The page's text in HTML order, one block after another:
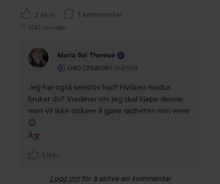
2 liker 1 kommentar
1047 visninger
Maria Sol Therése
LYKO CREATOR
Brukerens rolle: Lyko Creator.
1 måned
Kommentaren lades 1 måned
Jeg har også sensitiv hud! Hvilken modus
bruker du? Vurderer om jeg skal kjøpe denne,
men vil ikke risikere å gjøre rødheten min verre
😊
Liker
Logg inn for å skrive en kommentar